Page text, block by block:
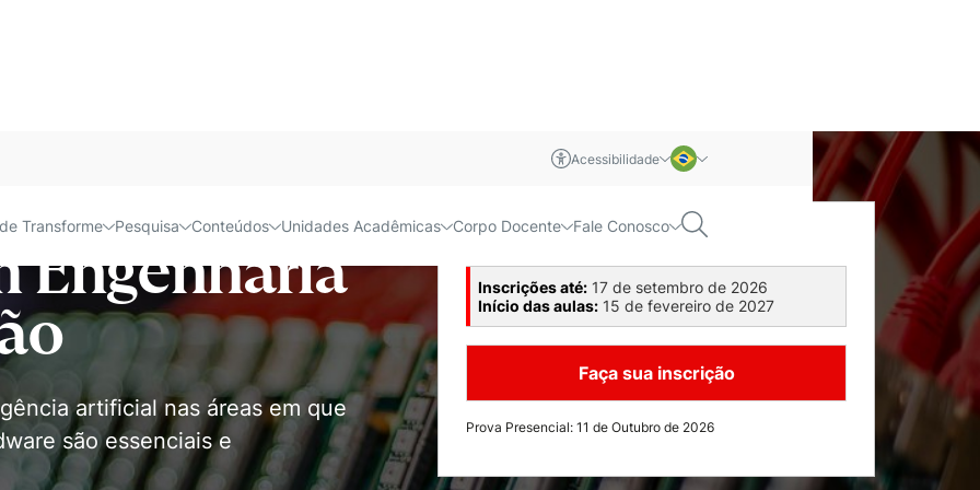
Acessibilidade
Português
Transforme Pesquisa Conteúdos Unidades Acadêmicas Corpo Docente Fale Conosco
Engenharia
artificial nas áreas em que
são essenciais e
Inscreva-se agora
Inscrições até: 17 de setembro de 2026
Início das aulas: 15 de fevereiro de 2027
Faça sua inscrição
Prova Presencial: 11 de Outubro de 2026